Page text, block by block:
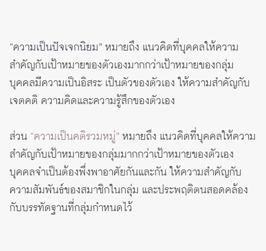
“ความเป็นปัจเจกนิยม”หมายถึง แนวคิดที่บุคคลให้ความ
สำคัญกับเป้าหมายของตัวเองมากกว่าเป้าหมายของกลุ่ม
บุคคลมีความเป็นอิสระ เป็นตัวของตัวเอง ให้ความสำคัญกับ
เจตคติ ความคิดและความรู้สึกของตัวเอง
ส่วน “ความเป็นคติรวมหมู่”หมายถึง แนวคิดที่บุคคลให้ความ
สำคัญกับเป้าหมายของกลุ่มมากกว่าเป้าหมายของตัวเอง
บุคคลจำเป็นต้องพึ่งพาอาศัยกันและกัน ให้ความสำคัญกับ
ความสัมพันธ์ของสมาชิกในกลุ่ม และประพฤติตนสอดคล้อง
กับบรรทัดฐานที่กลุ่มกำหนดไว้